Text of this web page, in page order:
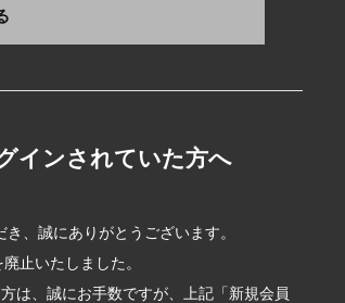
インされていた方へ
、誠にありがとうございます。
止いたしました。
は、誠にお手数ですが、上記「新規会員